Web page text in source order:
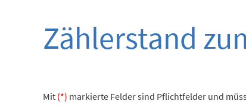
Kopfbereich
Zählerstand
Mit (*) markierte Felder sind Pflichtfelder und